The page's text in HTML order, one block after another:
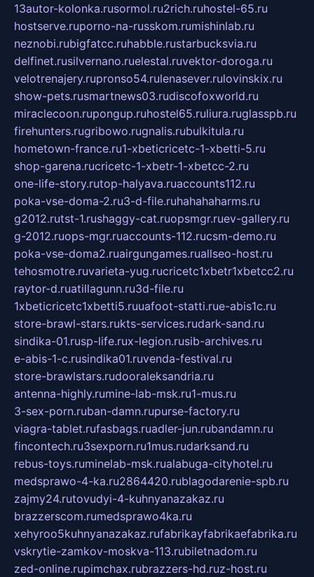
13autor-kolonka.rusormol.ru2rich.ruhostel-65.ru
hostserve.ruporno-na-russkom.rumishinlab.ru
neznobi.rubigfatcc.ruhabble.rustarbucksvia.ru
delfinet.rusilvernano.ruelestal.ruvektor-doroga.ru
velotrenajery.rupronso54.rulenasever.rulovinskix.ru
show-pets.rusmartnews03.rudiscofoxworld.ru
miraclecoon.rupongup.ruhostel65.ruliura.ruglasspb.ru
firehunters.rugribowo.rugnalis.rubulkitula.ru
hometown-france.ru1-xbeticricetc-1-xbetti-5.ru
shop-garena.rucricetc-1-xbetr-1-xbetcc-2.ru
one-life-story.rutop-halyava.ruaccounts112.ru
poka-vse-doma-2.ru3-d-file.ruhahahaharms.ru
g2012.rutst-1.rushaggy-cat.ruopsmgr.ruev-gallery.ru
g-2012.ruops-mgr.ruaccounts-112.rucsm-demo.ru
poka-vse-doma2.ruairgungames.ruallseo-host.ru
tehosmotre.ruvarieta-yug.rucricetc1xbetr1xbetcc2.ru
raytor-d.ruatillagunn.ru3d-file.ru
1xbeticricetc1xbetti5.ruuafoot-statti.rue-abis1c.ru
store-brawl-stars.rukts-services.rudark-sand.ru
sindika-01.rusp-life.rux-legion.rusib-archives.ru
e-abis-1-c.rusindika01.ruvenda-festival.ru
store-brawlstars.rudooraleksandria.ru
antenna-highly.rumine-lab-msk.ru1-mus.ru
3-sex-porn.ruban-damn.rupurse-factory.ru
viagra-tablet.rufasbags.ruadler-jun.rubandamn.ru
fincontech.ru3sexporn.ru1mus.rudarksand.ru
rebus-toys.ruminelab-msk.rualabuga-cityhotel.ru
medsprawo-4-ka.ru2864420.rublagodarenie-spb.ru
zajmy24.rutovudyi-4-kuhnyanazakaz.ru
brazzerscom.rumedsprawo4ka.ru
xehyroo5kuhnyanazakaz.rufabrikayfabrikaefabrika.ru
vskrytie-zamkov-moskva-113.rubiletnadom.ru
zed-online.rupimchax.rubrazzers-hd.ruz-host.ru